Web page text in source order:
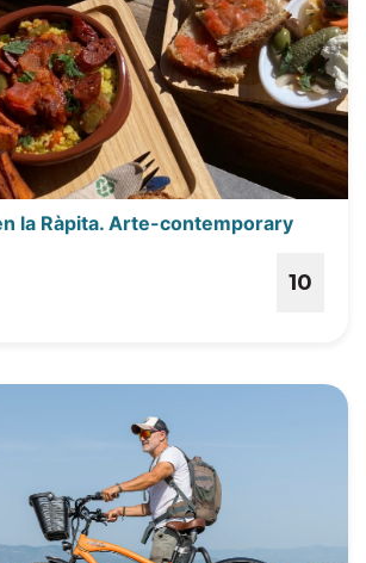
la Ràpita. Arte-contemporary
10